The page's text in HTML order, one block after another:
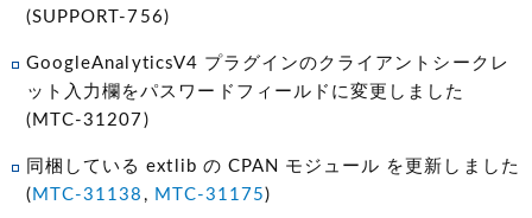
(SUPPORT-756)
GoogleAnalyticsV4 プラグインのクライアントシークレ
ット入力欄をパスワードフィールドに変更しました
(MTC-31207)
同梱している extlib の CPAN モジュール を更新しました
( MTC-31138 , MTC-31175 )